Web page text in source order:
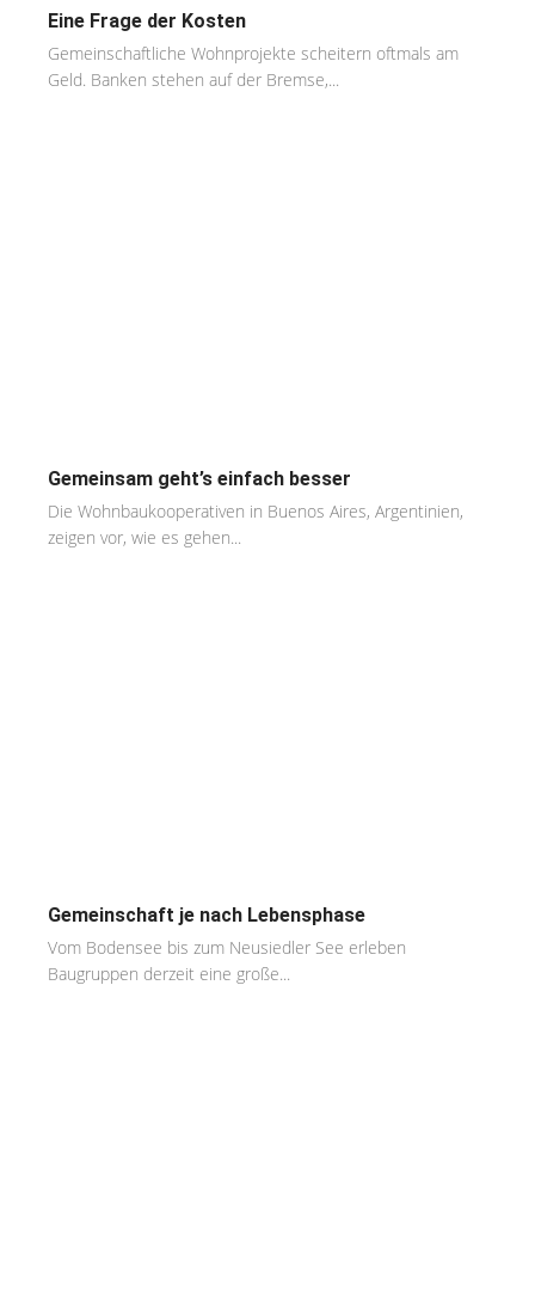
Eine Frage der Kosten
Gemeinschaftliche Wohnprojekte scheitern oftmals am
Geld. Banken stehen auf der Bremse,...
Gemeinsam geht’s einfach besser
Die Wohnbaukooperativen in Buenos Aires, Argentinien,
zeigen vor, wie es gehen...
Gemeinschaft je nach Lebensphase
Vom Bodensee bis zum Neusiedler See erleben
Baugruppen derzeit eine große...